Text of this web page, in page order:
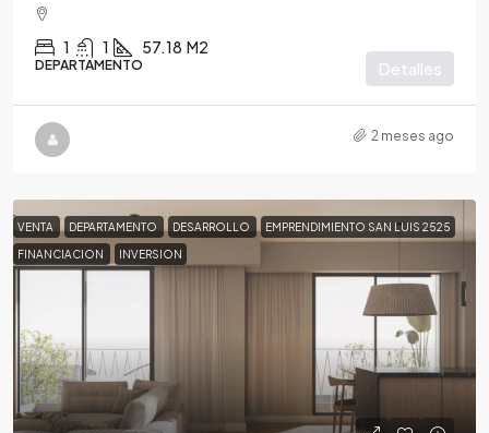
1 1 57.18 M2
DEPARTAMENTO Detalles
2 meses ago
VENTA DEPARTAMENTO DESARROLLO EMPRENDIMIENTO SAN LUIS 2525
FINANCIACION INVERSION